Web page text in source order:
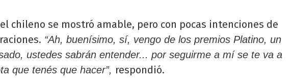
chileno se mostró amable, pero con pocas intenciones de
“Ah, buenísimo, sí, vengo de los premios Platino, un
ustedes sabrán entender... por seguirme a mí se te va a
que tenés que hacer”, respondió.